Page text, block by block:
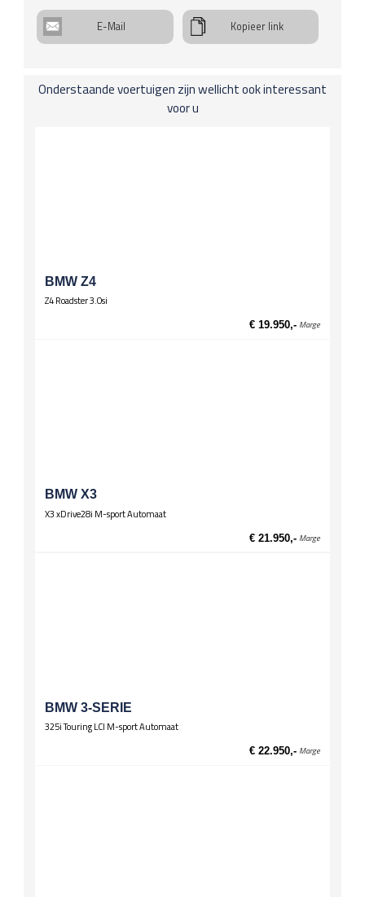
Interieuraankleding
Schakelpook leer
Mistlampen
Lichtmetalen velgen 17 inch
E-Mail Kopieer link
Onderstaande voertuigen zijn wellicht ook interessant
voor u
BMW Z4
Z4 Roadster 3.0si
€ 19.950,- Marge
BMW X3
X3 xDrive28i M-sport Automaat
€ 21.950,- Marge
BMW 3-SERIE
325i Touring LCI M-sport Automaat
€ 22.950,- Marge